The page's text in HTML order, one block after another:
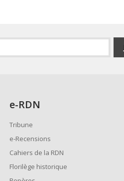
e-RDN
Tribune
e-Recensions
Cahiers de la RDN
Florilège historique